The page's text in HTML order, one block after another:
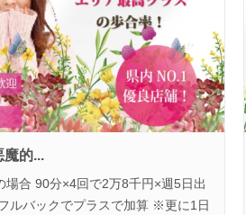
魔的...
合 90分×4回で2万8千円×週5日出
ルバックでプラスで加算 ※更に1日